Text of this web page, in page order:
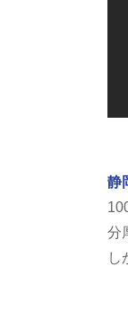
静
分
し